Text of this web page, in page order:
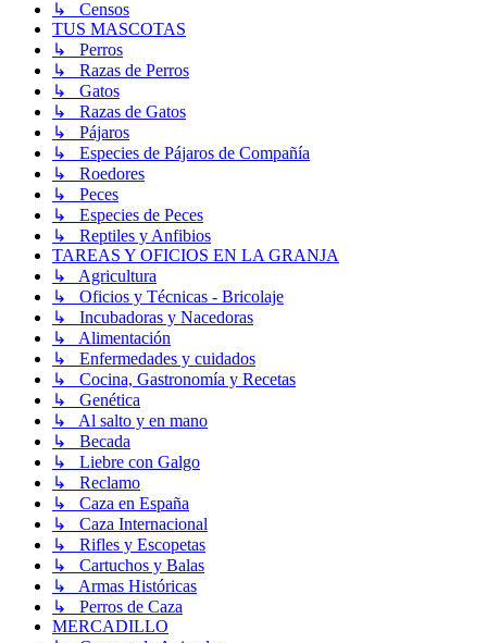
↳ Censos
TUS MASCOTAS
↳ Perros
↳ Razas de Perros
↳ Gatos
↳ Razas de Gatos
↳ Pájaros
↳ Especies de Pájaros de Compañía
↳ Roedores
↳ Peces
↳ Especies de Peces
↳ Reptiles y Anfibios
TAREAS Y OFICIOS EN LA GRANJA
↳ Agricultura
↳ Oficios y Técnicas - Bricolaje
↳ Incubadoras y Nacedoras
↳ Alimentación
↳ Enfermedades y cuidados
↳ Cocina, Gastronomía y Recetas
↳ Genética
↳ Al salto y en mano
↳ Becada
↳ Liebre con Galgo
↳ Reclamo
↳ Caza en España
↳ Caza Internacional
↳ Rifles y Escopetas
↳ Cartuchos y Balas
↳ Armas Históricas
↳ Perros de Caza
MERCADILLO